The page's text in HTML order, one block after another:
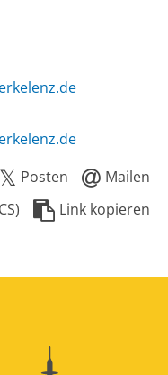
Posten
Mailen
Link kopieren